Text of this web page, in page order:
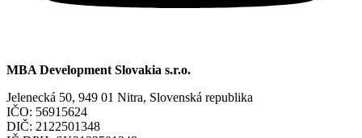
MBA Development Slovakia s.r.o.
Jelenecká 50, 949 01 Nitra, Slovenská republika
IČO: 56915624
DIČ: 2122501348